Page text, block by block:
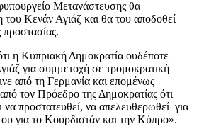
Μετανάστευσης θα
του Κενάν Αγιάζ και θα του αποδοθεί
προστασίας.
η Κυπριακή Δημοκρατία ουδέποτε
για συμμετοχή σε τρομοκρατική
από τη Γερμανία και επομένως
τον Πρόεδρο της Δημοκρατίας ότι
προστατευθεί, να απελευθερωθεί για
για το Κουρδιστάν και την Κύπρο».